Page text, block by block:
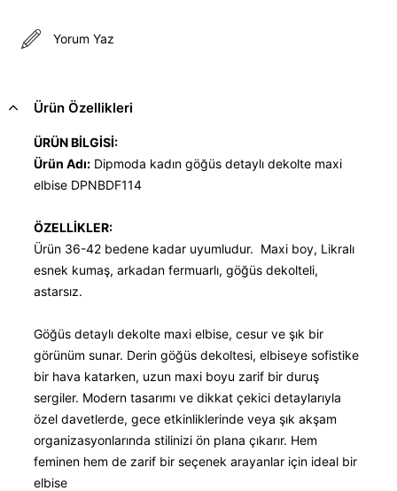
Yorum Yaz
Ürün Özellikleri
ÜRÜN BİLGİSİ:
Ürün Adı: Dipmoda kadın göğüs detaylı dekolte maxi
elbise DPNBDF114
ÖZELLİKLER:
Ürün 36-42 bedene kadar uyumludur. Maxi boy, Likralı
esnek kumaş, arkadan fermuarlı, göğüs dekolteli,
astarsız.
Göğüs detaylı dekolte maxi elbise, cesur ve şık bir
görünüm sunar. Derin göğüs dekoltesi, elbiseye sofistike
bir hava katarken, uzun maxi boyu zarif bir duruş
sergiler. Modern tasarımı ve dikkat çekici detaylarıyla
özel davetlerde, gece etkinliklerinde veya şık akşam
organizasyonlarında stilinizi ön plana çıkarır. Hem
feminen hem de zarif bir seçenek arayanlar için ideal bir
elbise